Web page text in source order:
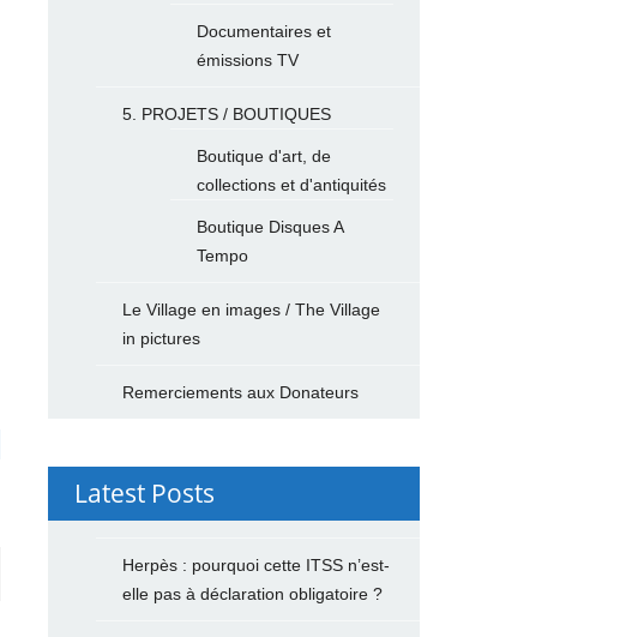
Documentaires et
émissions TV
5. PROJETS / BOUTIQUES
Boutique d'art, de
collections et d'antiquités
Boutique Disques A
Tempo
Le Village en images / The Village
in pictures
Remerciements aux Donateurs
Latest Posts
Herpès : pourquoi cette ITSS n’est-
elle pas à déclaration obligatoire ?